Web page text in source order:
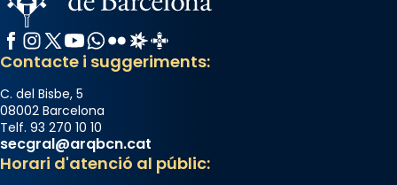
Facebook
Instagram
X / Twitter
YouTube
WhatsApp
FlickrRadio Estel
Catalunya Cristiana
Contacte i suggeriments:
C. del Bisbe, 5
08002 Barcelona
Telf. 93 270 10 10
secgral@arqbcn.cat
Horari d'atenció al públic: